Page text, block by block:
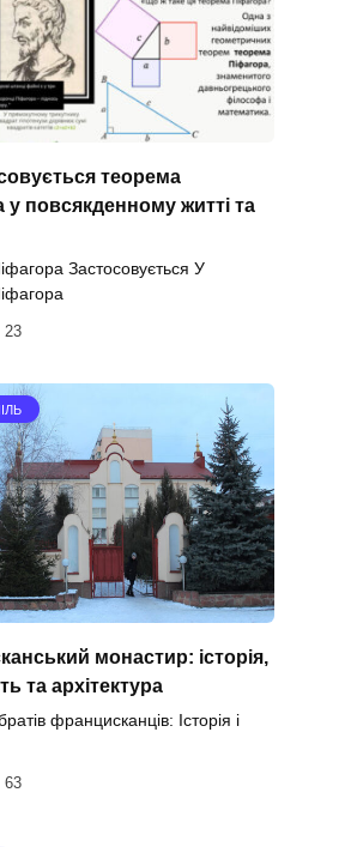
теорема
у повсякденному житті та
Застосовується У
23
монастир: історія,
та архітектура
францисканців: Історія і
63